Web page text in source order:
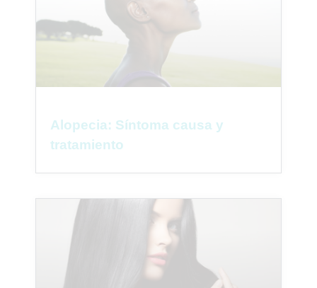
Alopecia: Síntoma causa y
tratamiento